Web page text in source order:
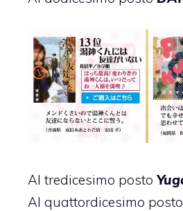
Al tredicesimo posto
Al quattordicesimo posto